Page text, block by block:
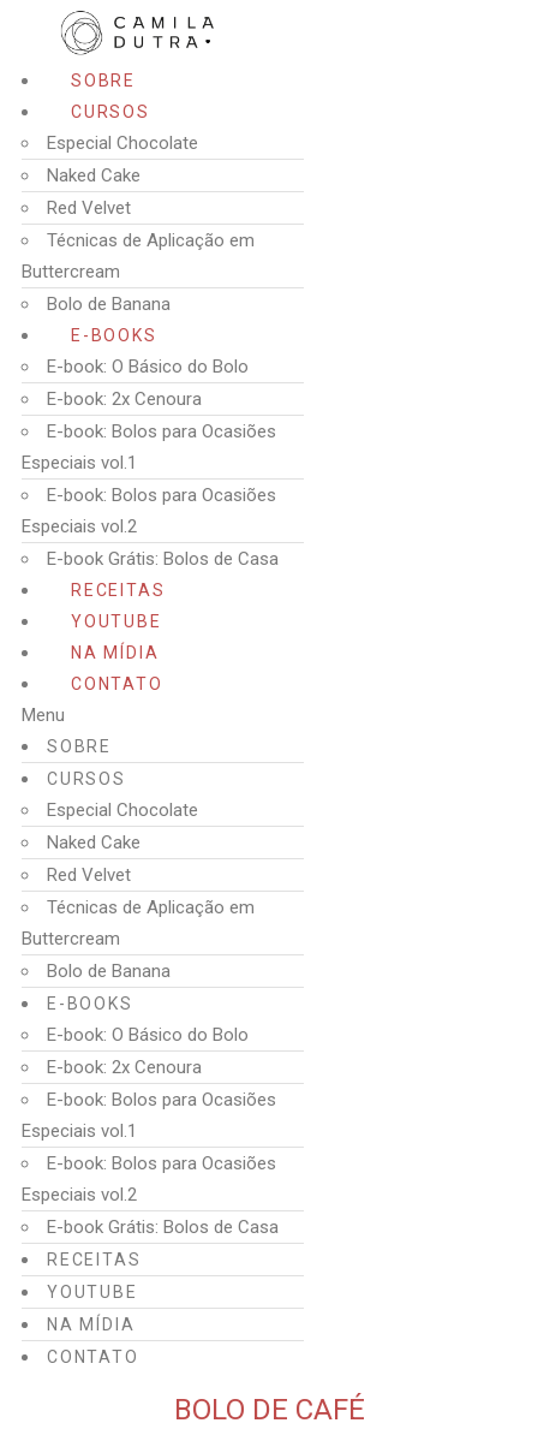
SOBRE
CURSOS
Especial Chocolate
Naked Cake
Red Velvet
Técnicas de Aplicação em
Buttercream
Bolo de Banana
E-BOOKS
E-book: O Básico do Bolo
E-book: 2x Cenoura
E-book: Bolos para Ocasiões
Especiais vol.1
E-book: Bolos para Ocasiões
Especiais vol.2
E-book Grátis: Bolos de Casa
RECEITAS
YOUTUBE
NA MÍDIA
CONTATO
Menu
SOBRE
CURSOS
Especial Chocolate
Naked Cake
Red Velvet
Técnicas de Aplicação em
Buttercream
Bolo de Banana
E-BOOKS
E-book: O Básico do Bolo
E-book: 2x Cenoura
E-book: Bolos para Ocasiões
Especiais vol.1
E-book: Bolos para Ocasiões
Especiais vol.2
E-book Grátis: Bolos de Casa
RECEITAS
YOUTUBE
NA MÍDIA
CONTATO
BOLO DE CAFÉ